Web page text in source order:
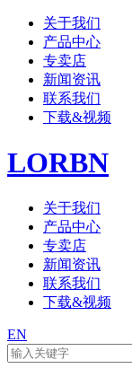
关于我们
产品中心
专卖店
新闻资讯
联系我们
下载&视频
LORBN
关于我们
产品中心
专卖店
新闻资讯
联系我们
下载&视频
EN